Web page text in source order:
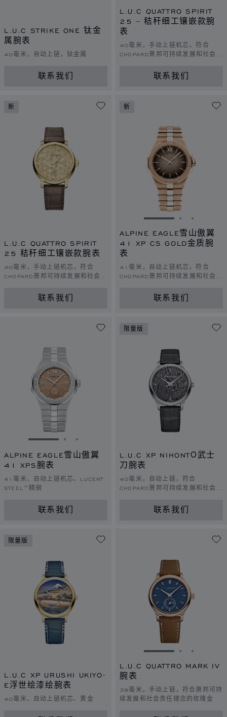
L.U.C STRIKE ONE 钛金
属腕表
40毫米，自动上链，钛金属
联系我们
L.U.C QUATTRO SPIRIT
25 – 秸秆细工镶嵌款腕
表
40毫米，手动上链机芯，符合
CHOPARD萧邦可持续发展和社会责
联系我们
新
L.U.C QUATTRO SPIRIT
25 秸秆细工镶嵌款腕表
40毫米，手动上链机芯，符合
CHOPARD萧邦可持续发展和社会责
联系我们
新
转到幻灯片 1转到幻灯
转到幻
ALPINE EAGLE雪山傲翼
41 XP CS GOLD金质腕
表
41毫米，自动上链机芯，符合
CHOPARD萧邦可持续发展和社会责
联系我们
转到幻灯片 1转到幻灯片 2
转到幻灯片 3
ALPINE EAGLE雪山傲翼
41 XPS腕表
41毫米、自动上链机芯、LUCENT
STEEL™精钢
联系我们
限量版
L.U.C XP NIHONTŌ武士
刀腕表
40毫米，自动上链，符合
CHOPARD萧邦可持续发展和社会责
联系我们
限量版
L.U.C XP URUSHI UKIYO-
E浮世绘漆绘腕表
40毫米、自动上链机芯、黄金
转到幻灯片 1转到幻灯
转到幻
L.U.C QUATTRO MARK IV
腕表
39毫米，手动上链，符合萧邦可持
续发展和社会责任理念的玫瑰金